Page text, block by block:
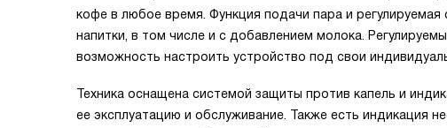
кофе в любое время. Функция подачи пара и
напитки, в том числе и с добавлением молока.
возможность настроить устройство под свои
Техника оснащена системой защиты против капель и
ее эксплуатацию и обслуживание. Также есть индикация